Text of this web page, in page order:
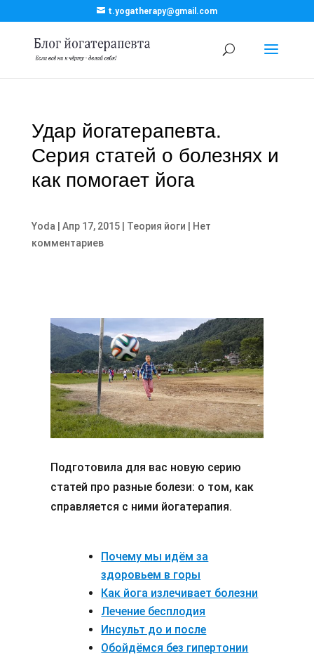
t.yogatherapy@gmail.com
Удар йогатерапевта.
Серия статей о болезнях и
как помогает йога
Yoda Апр 17, 2015| Теория йоги
Нет
комментариев
Подготовила для вас новую серию
статей про разные болези: о том, как
справляется с ними йогатерапия.
Почему мы идём за
здоровьем в горы
Как йога излечивает болезни
Лечение бесплодия
Инсульт до и после
Обойдёмся без гипертонии